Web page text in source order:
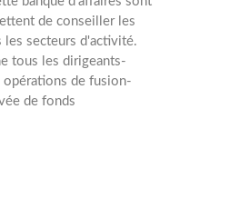
de conseiller les
les secteurs d'activité.
tous les dirigeants-
opérations de fusion-
de fonds